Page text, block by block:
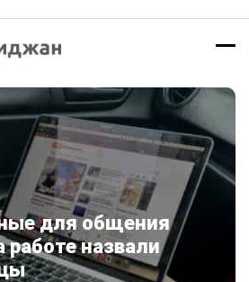
для общения
работе назвали